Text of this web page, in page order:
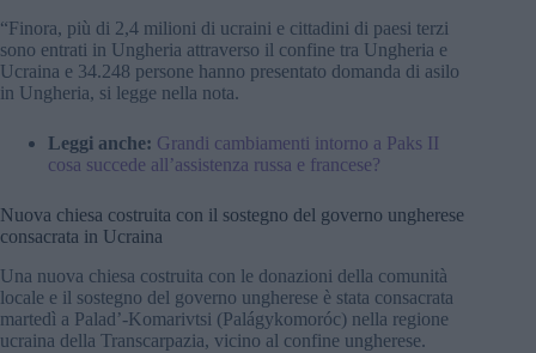
“Finora, più di 2,4 milioni di ucraini e cittadini di paesi terzi
sono entrati in Ungheria attraverso il confine tra Ungheria e
Ucraina e 34.248 persone hanno presentato domanda di asilo
in Ungheria, si legge nella nota.
Leggi anche: Grandi cambiamenti intorno a Paks II
cosa succede all’assistenza russa e francese?
Nuova chiesa costruita con il sostegno del governo ungherese
consacrata in Ucraina
Una nuova chiesa costruita con le donazioni della comunità
locale e il sostegno del governo ungherese è stata consacrata
martedì a Palad’-Komarivtsi (Palágykomoróc) nella regione
ucraina della Transcarpazia, vicino al confine ungherese.